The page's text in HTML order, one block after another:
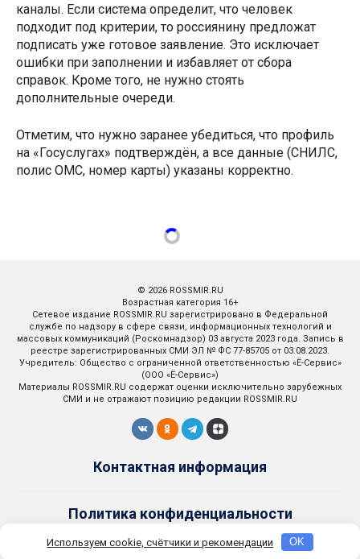
каналы. Если система определит, что человек
подходит под критерии, то россиянину предложат
подписать уже готовое заявление. Это исключает
ошибки при заполнении и избавляет от сбора
справок. Кроме того, не нужно стоять
дополнительные очереди.
Отметим, что нужно заранее убедиться, что профиль
на «Госуслугах» подтверждён, а все данные (СНИЛС,
полис ОМС, номер карты) указаны корректно.
© 2026 ROSSMIR.RU
Возрастная категория 16+
Сетевое издание ROSSMIR.RU зарегистрировано в Федеральной
службе по надзору в сфере связи, информационных технологий и
массовых коммуникаций (Роскомнадзор) 03 августа 2023 года. Запись в
реестре зарегистрированных СМИ ЭЛ № ФС 77-85705 от 03.08.2023.
Учредитель: Общество с ограниченной ответственностью «Ё-Сервис»
(ООО «Ё-Сервис»)
Материалы ROSSMIR.RU содержат оценки исключительно зарубежных
СМИ и не отражают позицию редакции ROSSMIR.RU
Контактная информация
Политика конфиденциальности
Используем cookie, счётчики и рекомендации OK